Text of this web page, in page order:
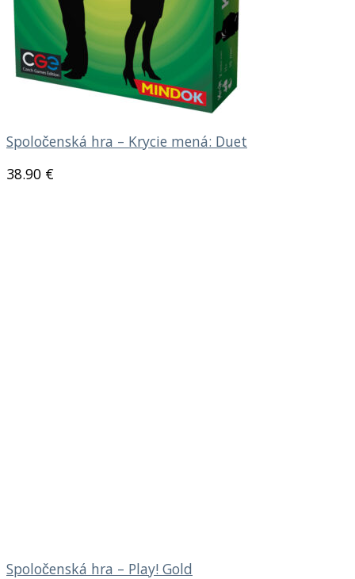
Spoločenská hra – Krycie mená: Duet
38.90 €
Spoločenská hra – Play! Gold